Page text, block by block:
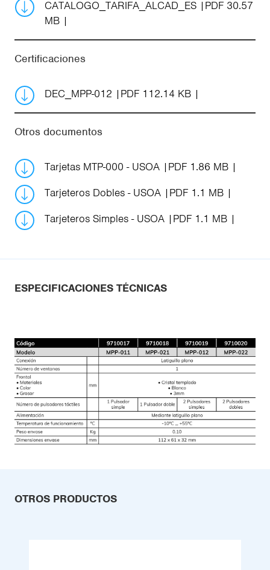
CATALOGO_TARIFA_ALCAD_ES
PDF 30.57
MB
Certificaciones
DEC_MPP-012 PDF 112.14 KB
Otros documentos
Tarjetas MTP-000 - USOA
PDF 1.86 MB
Tarjeteros Dobles - USOA
PDF 1.1 MB
Tarjeteros Simples - USOA
PDF 1.1 MB
ESPECIFICACIONES TÉCNICAS
OTROS PRODUCTOS